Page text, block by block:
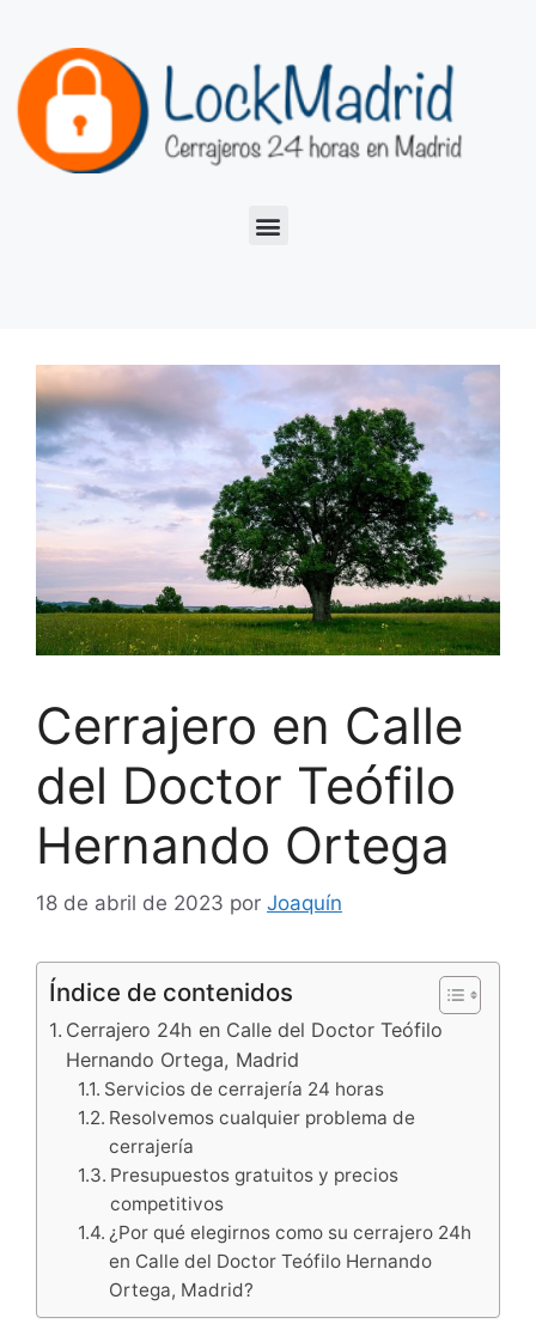
Cerrajero en Calle
del Doctor Teófilo
Hernando Ortega
18 de abril de 2023 por Joaquín
Índice de contenidos
Cerrajero 24h en Calle del Doctor Teófilo
Hernando Ortega, Madrid
Servicios de cerrajería 24 horas
Resolvemos cualquier problema de
cerrajería
Presupuestos gratuitos y precios
competitivos
¿Por qué elegirnos como su cerrajero 24h
en Calle del Doctor Teófilo Hernando
Ortega, Madrid?